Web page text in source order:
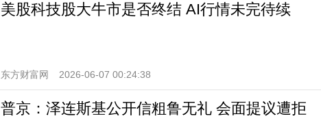
美股科技股大牛市是否终结 AI行情未完待续
东方财富网 2026-06-07 00:24:38
普京：泽连斯基公开信粗鲁无礼 会面提议遭拒